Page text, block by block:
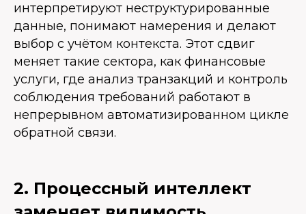
интерпретируют неструктурированные
данные, понимают намерения и делают
выбор с учётом контекста. Этот сдвиг
меняет такие сектора, как финансовые
услуги, где анализ транзакций и контроль
соблюдения требований работают в
непрерывном автоматизированном цикле
обратной связи.
2. Процессный интеллект